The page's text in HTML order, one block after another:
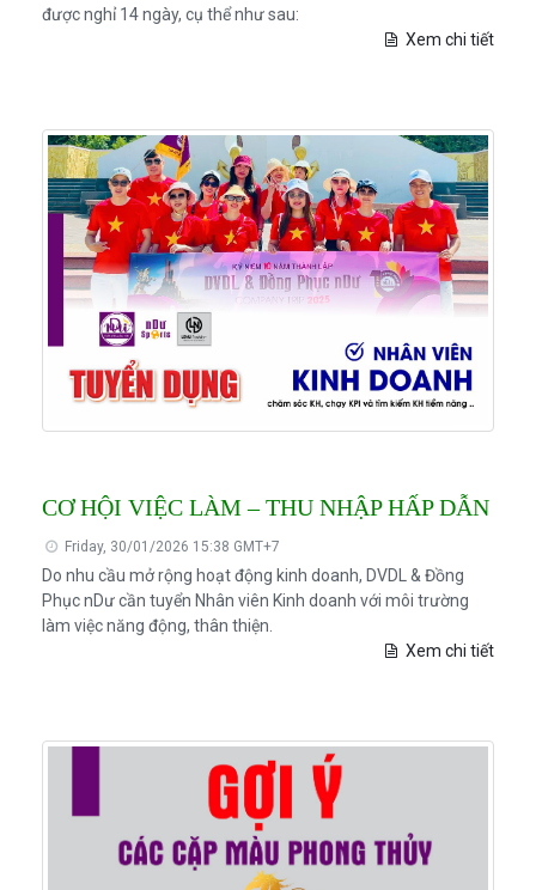
được nghỉ 14 ngày, cụ thể như sau:
Xem chi tiết
CƠ HỘI VIỆC LÀM – THU NHẬP HẤP DẪN
Friday, 30/01/2026 15:38 GMT+7
Do nhu cầu mở rộng hoạt động kinh doanh, DVDL & Đồng
Phục nDư cần tuyển Nhân viên Kinh doanh với môi trường
làm việc năng động, thân thiện.
Xem chi tiết